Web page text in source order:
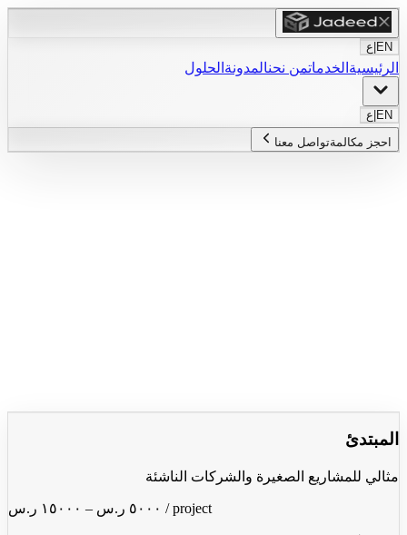
EN ع
الرئيسية الخدماتمن نحنالمدونة الحلول
EN ع
احجز مكالمةتواصل معنا
المبتدئ
مثالي للمشاريع الصغيرة والشركات الناشئة
٥٠٠٠ ر.س – ١٥٠٠٠ ر.س / project